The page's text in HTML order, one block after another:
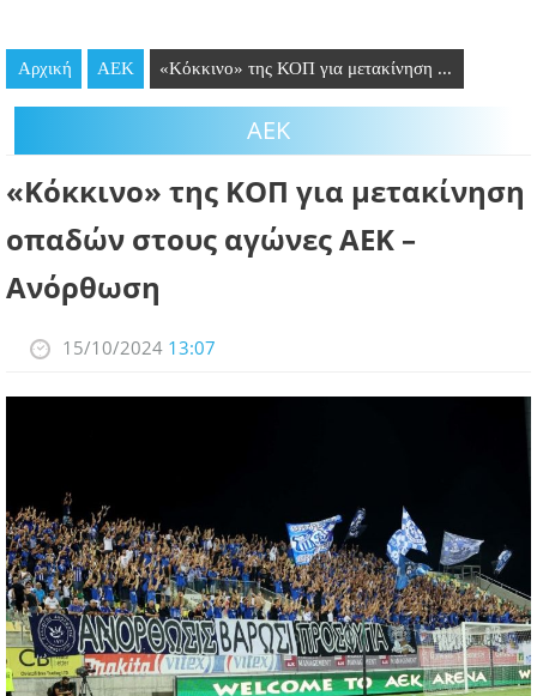
ΘΕΣΕΙΣ ΕΡΓΑΣΙΑΣ
ΠΡΟΣΩΠΑ
Αρχική ΑΕΚ «Κόκκινο» της ΚΟΠ για μετακίνηση ...
ΑΕΚ
«Κόκκινο» της ΚΟΠ για μετακίνηση
οπαδών στους αγώνες ΑΕΚ –
Ανόρθωση
15/10/2024 13:07